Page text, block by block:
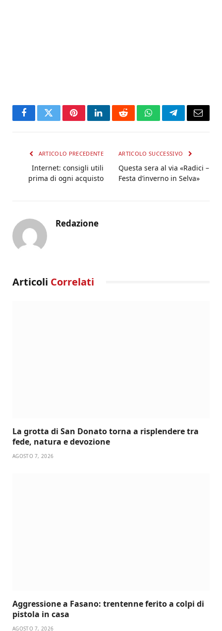
FacebookTwitterPinterestLinkedInRedditWhatsAppTelegramEmail
ARTICOLO PRECEDENTE
Internet: consigli utili
prima di ogni acquisto
ARTICOLO SUCCESSIVO
Questa sera al via «Radici –
Festa d’inverno in Selva»
Redazione
Articoli Correlati
La grotta di San Donato torna a risplendere tra
fede, natura e devozione
AGOSTO 7, 2026
Aggressione a Fasano: trentenne ferito a colpi di
pistola in casa
AGOSTO 7, 2026